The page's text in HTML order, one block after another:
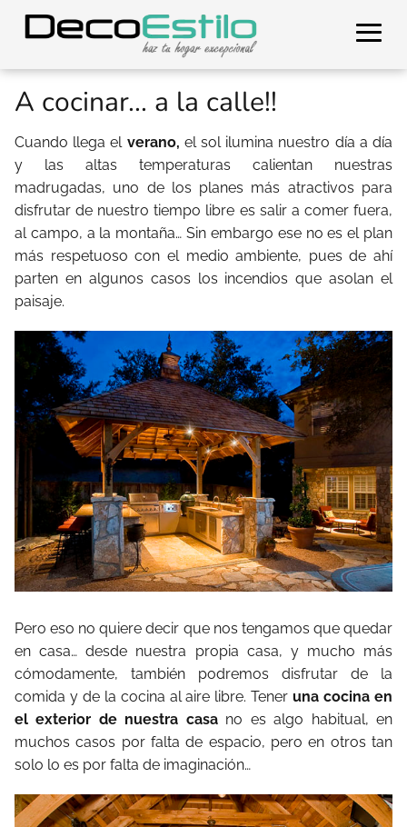
A cocinar... a la calle!!
Cuando llega el verano, el sol ilumina nuestro día a día
y las altas temperaturas calientan nuestras
madrugadas, uno de los planes más atractivos para
disfrutar de nuestro tiempo libre es salir a comer fuera,
al campo, a la montaña… Sin embargo ese no es el plan
más respetuoso con el medio ambiente, pues de ahí
parten en algunos casos los incendios que asolan el
paisaje.
Pero eso no quiere decir que nos tengamos que quedar
en casa… desde nuestra propia casa, y mucho más
cómodamente, también podremos disfrutar de la
comida y de la cocina al aire libre. Teneruna cocina en
el exterior de nuestra casano es algo habitual, en
muchos casos por falta de espacio, pero en otros tan
solo lo es por falta de imaginación…